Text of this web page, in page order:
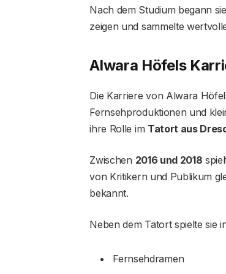
Nach dem Studium begann
zeigen und sammelte
Alwara Höfels
Die Karriere von Alwara
Fernsehproduktionen und
ihre Rolle im Tatort aus
Zwischen 2016 und 2018
von Kritikern und Publikum
bekannt.
Neben dem Tatort spielte sie
Fernsehdramen